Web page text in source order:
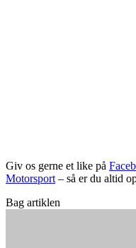
Giv os gerne et like på
Motorsport– så er du altid
Bag artiklen